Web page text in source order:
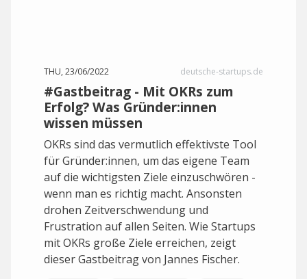
THU, 23/06/2022 deutsche-startups.de
#Gastbeitrag - Mit OKRs zum
Erfolg? Was Gründer:innen
wissen müssen
OKRs sind das vermutlich effektivste Tool
für Gründer:innen, um das eigene Team
auf die wichtigsten Ziele einzuschwören -
wenn man es richtig macht. Ansonsten
drohen Zeitverschwendung und
Frustration auf allen Seiten. Wie Startups
mit OKRs große Ziele erreichen, zeigt
dieser Gastbeitrag von Jannes Fischer.